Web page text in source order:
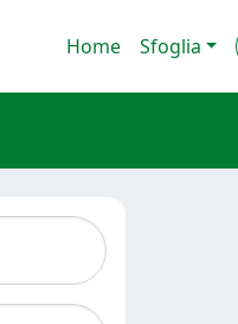
Home Sfoglia